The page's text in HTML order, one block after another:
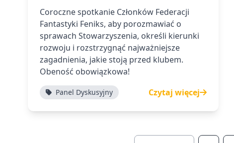
Coroczne spotkanie Członków Federacji
Fantastyki Feniks, aby porozmawiać o
sprawach Stowarzyszenia, określi kierunki
rozwoju i rozstrzygnąć najważniejsze
zagadnienia, jakie stoją przed klubem.
Obeność obowiązkowa!
Panel Dyskusyjny Czytaj więcej